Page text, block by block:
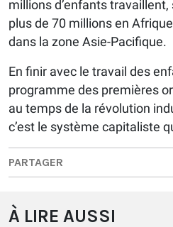
millions d’enfants
plus de 70 millions en
dans la zone Asie-Pacifique.
En finir avec le travail des
programme des premières
au temps de la révolution
c’est le système capitaliste
PARTAGER
À LIRE AUSSI